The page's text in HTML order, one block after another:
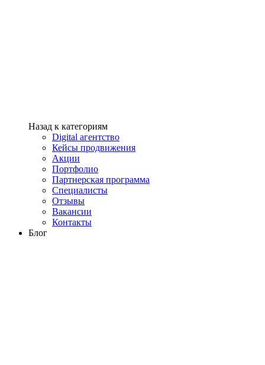
Назад к категориям
Digital агентство
Кейсы продвижения
Акции
Портфолио
Партнерская программа
Специалисты
Отзывы
Вакансии
Контакты
Блог